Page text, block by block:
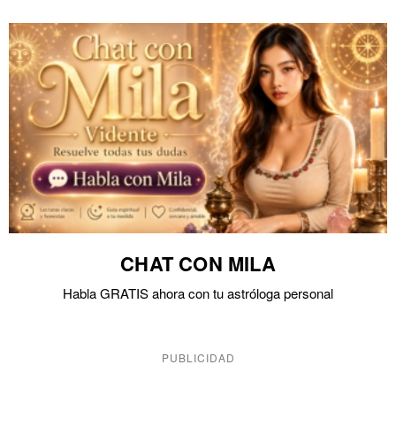
CHAT CON MILA
Habla GRATIS ahora con tu astróloga personal